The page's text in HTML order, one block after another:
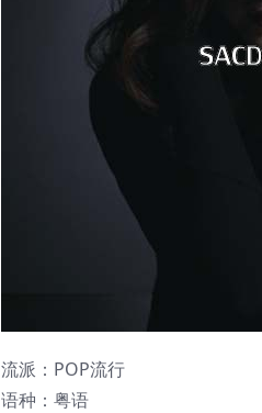
流派：POP流行
语种：粤语